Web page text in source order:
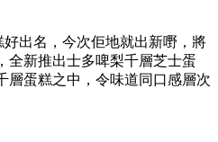
出名，今次佢地就出新嘢，將
全新推出士多啤梨千層芝士蛋
層蛋糕之中，令味道同口感層次